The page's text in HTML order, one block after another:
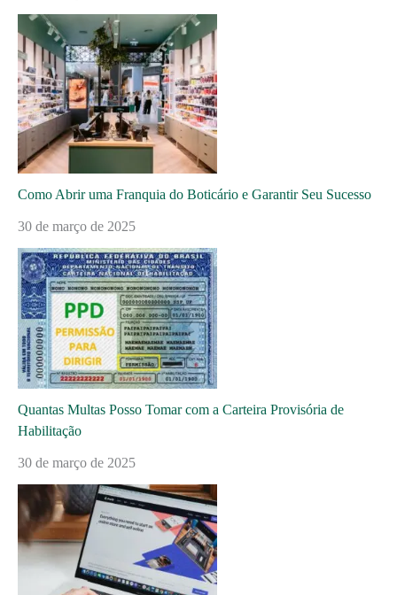
Como Abrir uma Franquia do Boticário e Garantir Seu Sucesso
30 de março de 2025
Quantas Multas Posso Tomar com a Carteira Provisória de
Habilitação
30 de março de 2025